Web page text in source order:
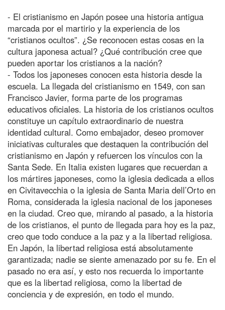
- El cristianismo en Japón posee una historia antigua
marcada por el martirio y la experiencia de los
“cristianos ocultos”. ¿Se reconocen estas cosas en la
cultura japonesa actual? ¿Qué contribución cree que
pueden aportar los cristianos a la nación?
- Todos los japoneses conocen esta historia desde la
escuela. La llegada del cristianismo en 1549, con san
Francisco Javier, forma parte de los programas
educativos oficiales. La historia de los cristianos ocultos
constituye un capítulo extraordinario de nuestra
identidad cultural. Como embajador, deseo promover
iniciativas culturales que destaquen la contribución del
cristianismo en Japón y refuercen los vínculos con la
Santa Sede. En Italia existen lugares que recuerdan a
los mártires japoneses, como la iglesia dedicada a ellos
en Civitavecchia o la iglesia de Santa Maria dell’Orto en
Roma, considerada la iglesia nacional de los japoneses
en la ciudad. Creo que, mirando al pasado, a la historia
de los cristianos, el punto de llegada para hoy es la paz,
creo que todo conduce a la paz y a la libertad religiosa.
En Japón, la libertad religiosa está absolutamente
garantizada; nadie se siente amenazado por su fe. En el
pasado no era así, y esto nos recuerda lo importante
que es la libertad religiosa, como la libertad de
conciencia y de expresión, en todo el mundo.